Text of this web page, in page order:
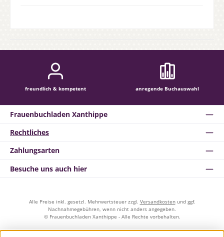
freundlich & kompetent anregende Buchauswahl
Rechtliches
Zahlungsarten
Besuche uns auch hier
Frauenbuchladen Xanthippe
Alle Preise inkl. gesetzl. Mehrwertsteuer zzgl. Versandkostenund ggf.
Nachnahmegebühren, wenn nicht anders angegeben.
© Frauenbuchladen Xanthippe - Alle Rechte vorbehalten.